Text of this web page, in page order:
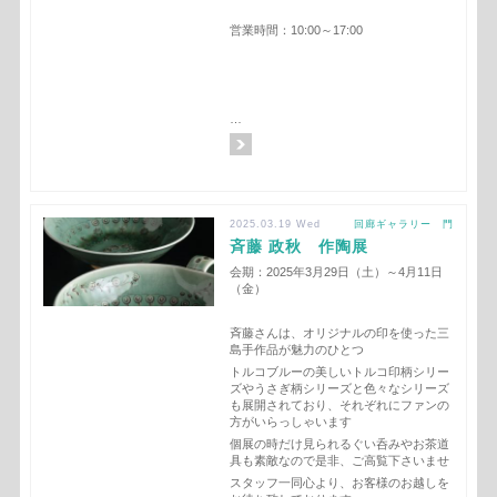
営業時間：10:00～17:00
2025.03.19 Wed 回廊ギャラリー 門
斉藤 政秋 作陶展
会期：2025年3月29日（土）～4月11日
（金）
斉藤さんは、オリジナルの印を使った三
島手作品が魅力のひとつ
トルコブルーの美しいトルコ印柄シリー
ズやうさぎ柄シリーズと色々なシリーズ
も展開されており、それぞれにファンの
方がいらっしゃいます
個展の時だけ見られるぐい呑みやお茶道
具も素敵なので是非、ご高覧下さいませ
スタッフ一同心より、お客様のお越しを